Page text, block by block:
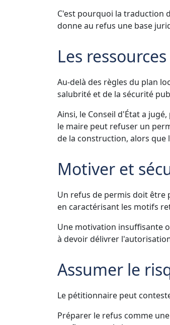
C'est pourquoi la traduction
donne au refus une base
Les
Au-delà des règles du plan
salubrité et de la sécurité
Ainsi, le Conseil d'État a
le maire peut refuser un
de la construction, alors que
Motiver et
Un refus de permis doit être
en caractérisant les motifs
Une motivation insuffisante
à devoir délivrer
Assumer le
Le pétitionnaire peut
Préparer le refus comme